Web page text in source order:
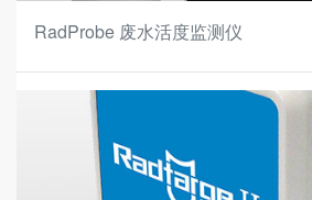
RadProbe 废水活度监测仪